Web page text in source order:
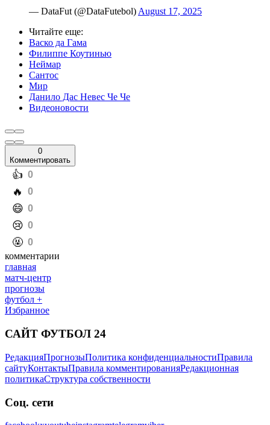
— DataFut (@DataFutebol)August 17, 2025
Читайте еще:
Васко да Гама
Филиппе Коутинью
Неймар
Сантос
Мир
Данило Дас Невес Че Че
Видеоновости
0
Комментировать
️👍 0
️🔥 0
️😄 0
️😢 0
️🤬 0
комментарии
главная
матч-центр
прогнозы
футбол +
Избранное
САЙТ ФУТБОЛ 24
РедакцияПрогнозыПолитика конфиденциальностиПравила
сайтуКонтактыПравила комментированияРедакционная
политикаСтруктура собственности
Соц. сети